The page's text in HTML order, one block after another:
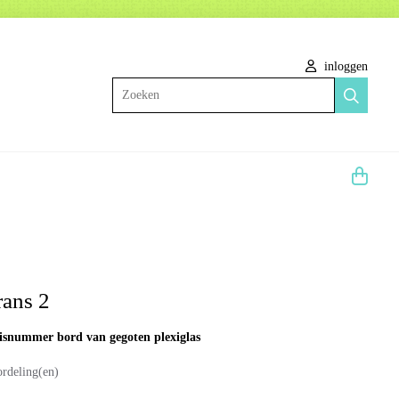
inloggen
Zoeken
2
bord van gegoten plexiglas